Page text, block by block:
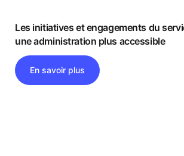
Les initiatives et engagements du
une administration plus accessible
En savoir plus